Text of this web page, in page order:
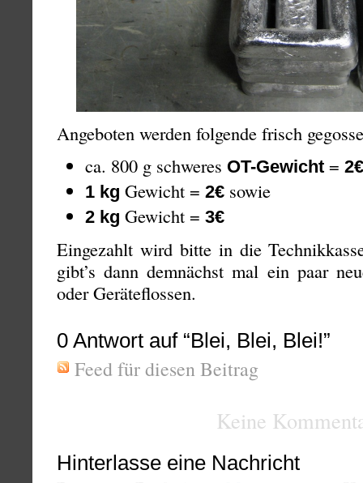
Angeboten werden folgende frisch
ca. 800 g schweres OT-Gewicht = 2€
1 kg Gewicht = 2€ sowie
2 kg Gewicht = 3€
Eingezahlt wird bitte in die
gibt’s dann demnächst mal ein paar
oder Geräteflossen.
0 Antwort auf “Blei, Blei, Blei!”
Feed für diesen Beitrag
Keine
Hinterlasse eine Nachricht